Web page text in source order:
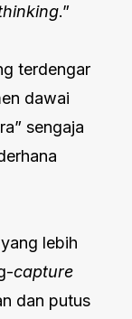
.”
terdengar
dawai
sengaja
lebih
capture
dan putus